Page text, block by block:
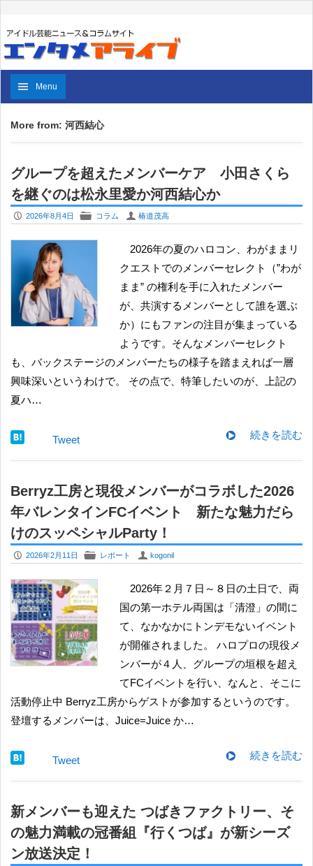
Menu
More from: 河西結心
グループを超えたメンバーケア 小田さくら
を継ぐのは松永里愛か河西結心か
P 2026年8月4日 F コラム U 椿道茂高
2026年の夏のハロコン、わがままリ
クエストでのメンバーセレクト（”わが
まま” の権利を手に入れたメンバー
が、共演するメンバーとして誰を選ぶ
か）にもファンの注目が集まっている
ようです。そんなメンバーセレクト
も、バックステージのメンバーたちの様子を踏まえれば一層
興味深いというわけで。 その点で、特筆したいのが、上記の
夏ハ…
続きを読む
Tweet
Berryz工房と現役メンバーがコラボした2026
年バレンタインFCイベント 新たな魅力だら
けのスッペシャルParty！
P 2026年2月11日 F レポート U kogonil
2026年２月７日～８日の土日で、両
国の第一ホテル両国は「清澄」の間に
て、なかなかにトンデモないイベント
が開催されました。 ハロプロの現役メ
ンバーが４人、グループの垣根を超え
てFCイベントを行い、なんと、そこに
活動停止中 Berryz工房からゲストが参加するというのです。
登壇するメンバーは、Juice=Juice か…
続きを読む
Tweet
新メンバーも迎えた つばきファクトリー、そ
の魅力満載の冠番組『行くつば』が新シーズ
ン放送決定！